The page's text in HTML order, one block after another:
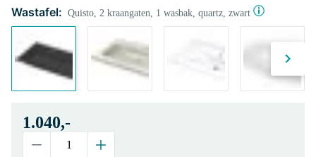
Wastafel: Quisto, 2 kraangaten, 1 wasbak, quartz, zwart
1.040,-